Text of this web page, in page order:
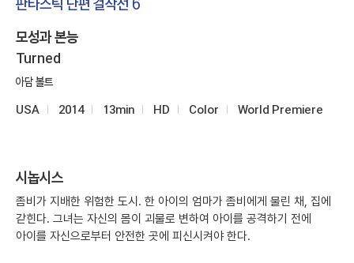
판타스틱 단편 걸작선 6
모성과 본능
Turned
아담 볼트
USA 2014 13min HD Color World Premiere
시놉시스
좀비가 지배한 위험한 도시. 한 아이의 엄마가 좀비에게 물린 채, 집에
갇힌다. 그녀는 자신의 몸이 괴물로 변하여 아이를 공격하기 전에
아이를 자신으로부터 안전한 곳에 피신시켜야 한다.